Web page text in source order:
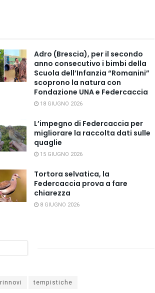
Adro (Brescia), per il secondo
anno consecutivo i bimbi della
Scuola dell’Infanzia “Romanini”
scoprono la natura con
Fondazione UNA e Federcaccia
18 GIUGNO 2026
L’impegno di Federcaccia per
migliorare la raccolta dati sulle
quaglie
15 GIUGNO 2026
Tortora selvatica, la
Federcaccia prova a fare
chiarezza
8 GIUGNO 2026
rinnovi tempistiche